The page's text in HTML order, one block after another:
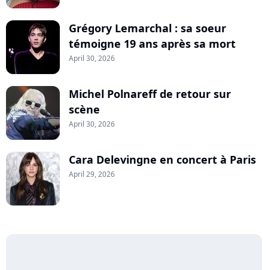
Grégory Lemarchal : sa soeur
témoigne 19 ans après sa mort
April 30, 2026
Michel Polnareff de retour sur
scène
April 30, 2026
Cara Delevingne en concert à Paris
April 29, 2026